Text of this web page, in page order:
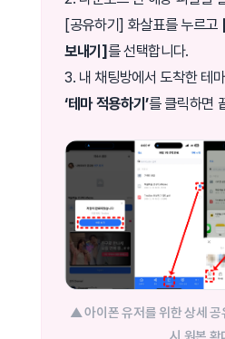
[공유하기] 화살표를 누르고
보내기]를 선택합니다.
3. 내 채팅방에서 도착한 테
‘테마 적용하기’를 클릭하면
▲ 아이폰 유저를 위한 상세 공